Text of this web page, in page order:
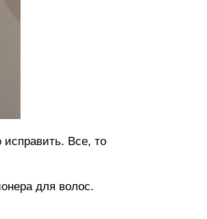
Все, то
для волос.